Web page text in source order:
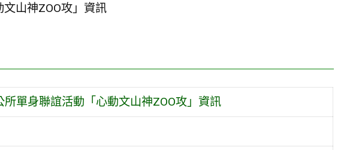
山神ZOO攻」資訊
單身聯誼活動「心動文山神ZOO攻」資訊